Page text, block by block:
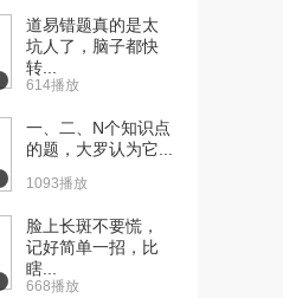
习顺序
07:00
测方法 16:45
算工作
——怎么
04:51
道易错题真的是太
坑人了，脑子都快
转...
614播放
一、二、N个知识点
的题，大罗认为它...
1093播放
脸上长斑不要慌，
记好简单一招，比
瞎...
668播放